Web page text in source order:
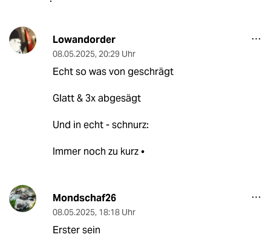
Lowandorder
08.05.2025, 20:29 Uhr
Echt so was von geschrägt
Glatt & 3x abgesägt
Und in echt - schnurz:
Immer noch zu kurz •
Mondschaf26
08.05.2025, 18:18 Uhr
Erster sein